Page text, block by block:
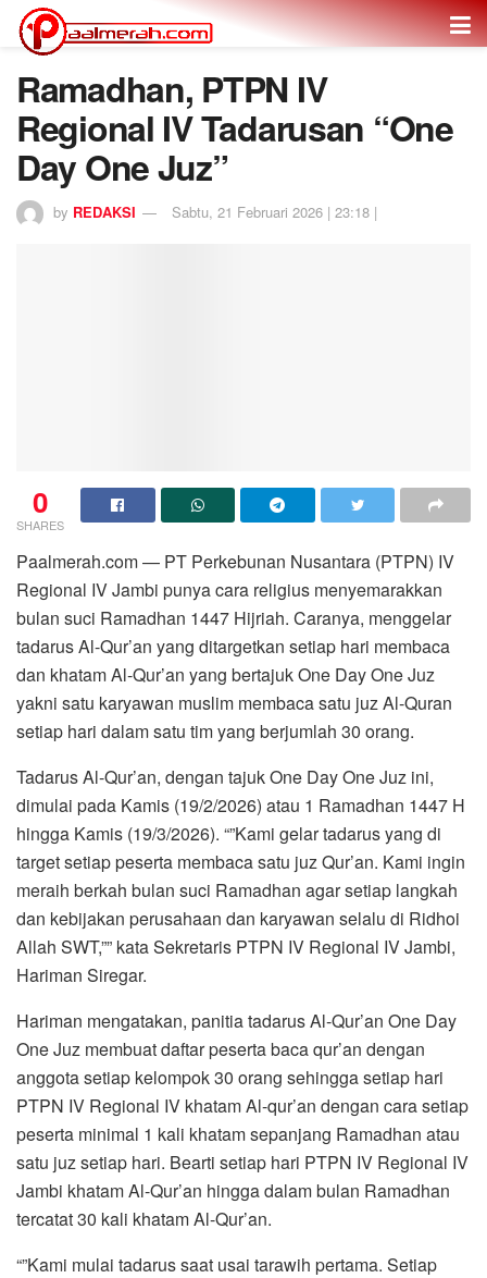
Ramadhan, PTPN IV
Regional IV Tadarusan “One
Day One Juz”
by REDAKSI Sabtu, 21 Februari 2026 | 23:18 |
0
SHARES
Paalmerah.com — PT Perkebunan Nusantara (PTPN) IV
Regional IV Jambi punya cara religius menyemarakkan
bulan suci Ramadhan 1447 Hijriah. Caranya, menggelar
tadarus Al-Qur’an yang ditargetkan setiap hari membaca
dan khatam Al-Qur’an yang bertajuk One Day One Juz
yakni satu karyawan muslim membaca satu juz Al-Quran
setiap hari dalam satu tim yang berjumlah 30 orang.
Tadarus Al-Qur’an, dengan tajuk One Day One Juz ini,
dimulai pada Kamis (19/2/2026) atau 1 Ramadhan 1447 H
hingga Kamis (19/3/2026). “”Kami gelar tadarus yang di
target setiap peserta membaca satu juz Qur’an. Kami ingin
meraih berkah bulan suci Ramadhan agar setiap langkah
dan kebijakan perusahaan dan karyawan selalu di Ridhoi
Allah SWT,”” kata Sekretaris PTPN IV Regional IV Jambi,
Hariman Siregar.
Hariman mengatakan, panitia tadarus Al-Qur’an One Day
One Juz membuat daftar peserta baca qur’an dengan
anggota setiap kelompok 30 orang sehingga setiap hari
PTPN IV Regional IV khatam Al-qur’an dengan cara setiap
peserta minimal 1 kali khatam sepanjang Ramadhan atau
satu juz setiap hari. Bearti setiap hari PTPN IV Regional IV
Jambi khatam Al-Qur’an hingga dalam bulan Ramadhan
tercatat 30 kali khatam Al-Qur’an.
“”Kami mulai tadarus saat usai tarawih pertama. Setiap